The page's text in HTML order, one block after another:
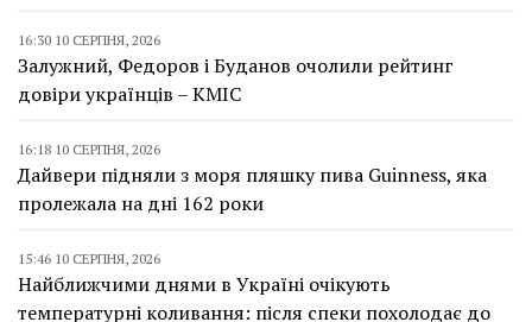
16:30 10 СЕРПНЯ, 2026
Залужний, Федоров і Буданов очолили рейтинг
довіри українців – КМІС
16:18 10 СЕРПНЯ, 2026
Дайвери підняли з моря пляшку пива Guinness, яка
пролежала на дні 162 роки
15:46 10 СЕРПНЯ, 2026
Найближчими днями в Україні очікують
температурні коливання: після спеки похолодає до